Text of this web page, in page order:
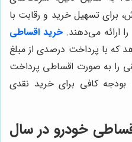
برای تسهیل خرید و رقابت با
ارائه می‌دهند.خرید اقساطی
که با پرداخت درصدی از مبلغ
را به صورت اقساطی پرداخت
بودجه کافی برای خرید نقدی
خودرو در سال